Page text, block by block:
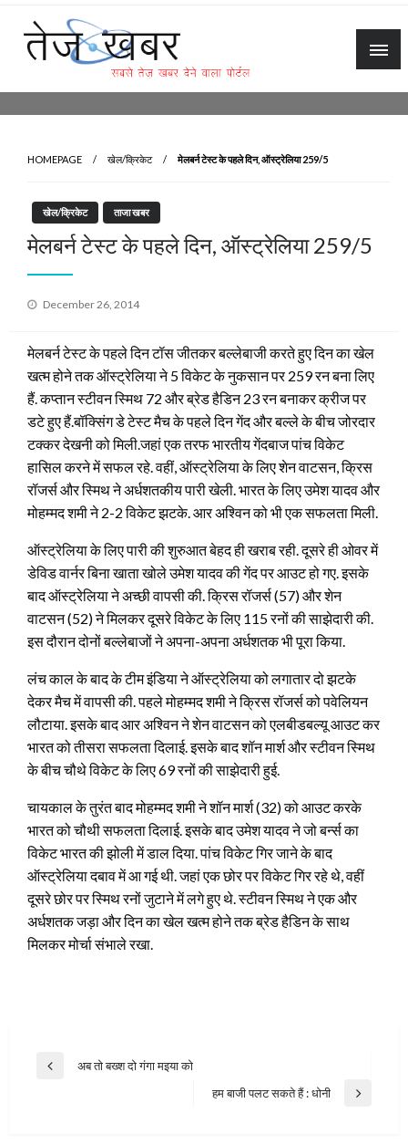
Skip
content
HOMEPAGE खेल/क्रिकेट मेलबर्न टेस्ट के पहले दिन, ऑस्ट्रेलिया 259/5
खेल/क्रिकेट ताजा खबर
मेलबर्न टेस्ट के पहले दिन, ऑस्ट्रेलिया 259/5
Posted
December 26, 2014
मेलबर्न टेस्ट के पहले दिन टॉस जीतकर बल्लेबाजी करते हुए दिन का खेल
खत्म होने तक ऑस्ट्रेलिया ने 5 विकेट के नुकसान पर 259 रन बना लिए
हैं. कप्तान स्टीवन स्मिथ 72 और ब्रेड हैडिन 23 रन बनाकर क्रीज पर
डटे हुए हैं.बॉक्सिंग डे टेस्ट मैच के पहले दिन गेंद और बल्ले के बीच जोरदार
टक्कर देखनी को मिली.जहां एक तरफ भारतीय गेंदबाज पांच विकेट
हासिल करने में सफल रहे. वहीं, ऑस्ट्रेलिया के लिए शेन वाटसन, क्रिस
रॉजर्स और स्मिथ ने अर्धशतकीय पारी खेली. भारत के लिए उमेश यादव और
मोहम्मद शमी ने 2-2 विकेट झटके. आर अश्विन को भी एक सफलता मिली.
ऑस्ट्रेलिया के लिए पारी की शुरुआत बेहद ही खराब रही. दूसरे ही ओवर में
डेविड वार्नर बिना खाता खोले उमेश यादव की गेंद पर आउट हो गए. इसके
बाद ऑस्ट्रेलिया ने अच्छी वापसी की. क्रिस रॉजर्स (57) और शेन
वाटसन (52) ने मिलकर दूसरे विकेट के लिए 115 रनों की साझेदारी की.
इस दौरान दोनों बल्लेबाजों ने अपना-अपना अर्धशतक भी पूरा किया.
लंच काल के बाद के टीम इंडिया ने ऑस्ट्रेलिया को लगातार दो झटके
देकर मैच में वापसी की. पहले मोहम्मद शमी ने क्रिस रॉजर्स को पवेलियन
लौटाया. इसके बाद आर अश्विन ने शेन वाटसन को एलबीडबल्यू आउट कर
भारत को तीसरा सफलता दिलाई. इसके बाद शॉन मार्श और स्टीवन स्मिथ
के बीच चौथे विकेट के लिए 69 रनों की साझेदारी हुई.
चायकाल के तुरंत बाद मोहम्मद शमी ने शॉन मार्श (32) को आउट करके
भारत को चौथी सफलता दिलाई. इसके बाद उमेश यादव ने जो बर्न्स का
विकेट भारत की झोली में डाल दिया. पांच विकेट गिर जाने के बाद
ऑस्ट्रेलिया दबाव में आ गई थी. जहां एक छोर पर विकेट गिर रहे थे, वहीं
दूसरे छोर पर स्मिथ रनों जुटाने में लगे हुए थे. स्टीवन स्मिथ ने एक और
अर्धशतक जड़ा और दिन का खेल खत्म होने तक ब्रेड हैडिन के साथ
मिलकर मोर्चा संभाले रखा.
Post
Previous
अब तो बख्श दो गंगा मइया को
Next
हम बाजी पलट सकते हैं : धोनी